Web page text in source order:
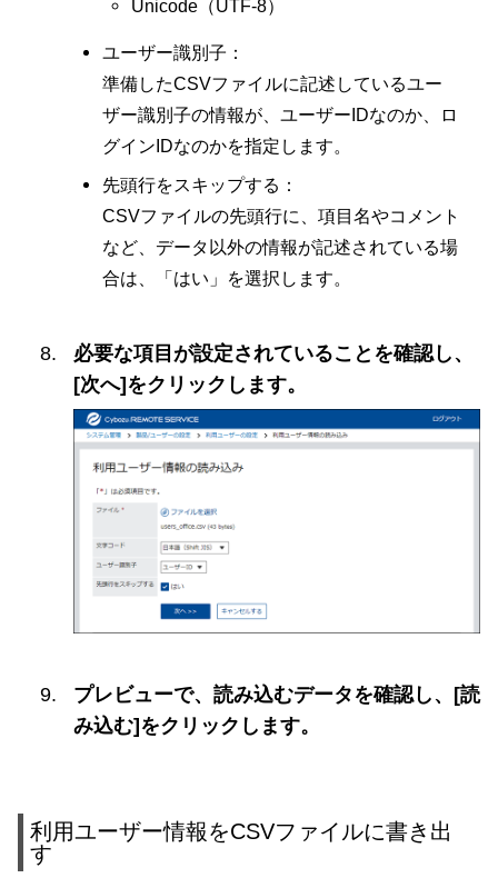
Unicode（UTF-8）
ユーザー識別子：
準備したCSVファイルに記述しているユー
ザー識別子の情報が、ユーザーIDなのか、ロ
グインIDなのかを指定します。
先頭行をスキップする：
CSVファイルの先頭行に、項目名やコメント
など、データ以外の情報が記述されている場
合は、「はい」を選択します。
必要な項目が設定されていることを確認し、
[次へ]をクリックします。
プレビューで、読み込むデータを確認し、[読
み込む]をクリックします。
利用ユーザー情報をCSVファイルに書き出
す